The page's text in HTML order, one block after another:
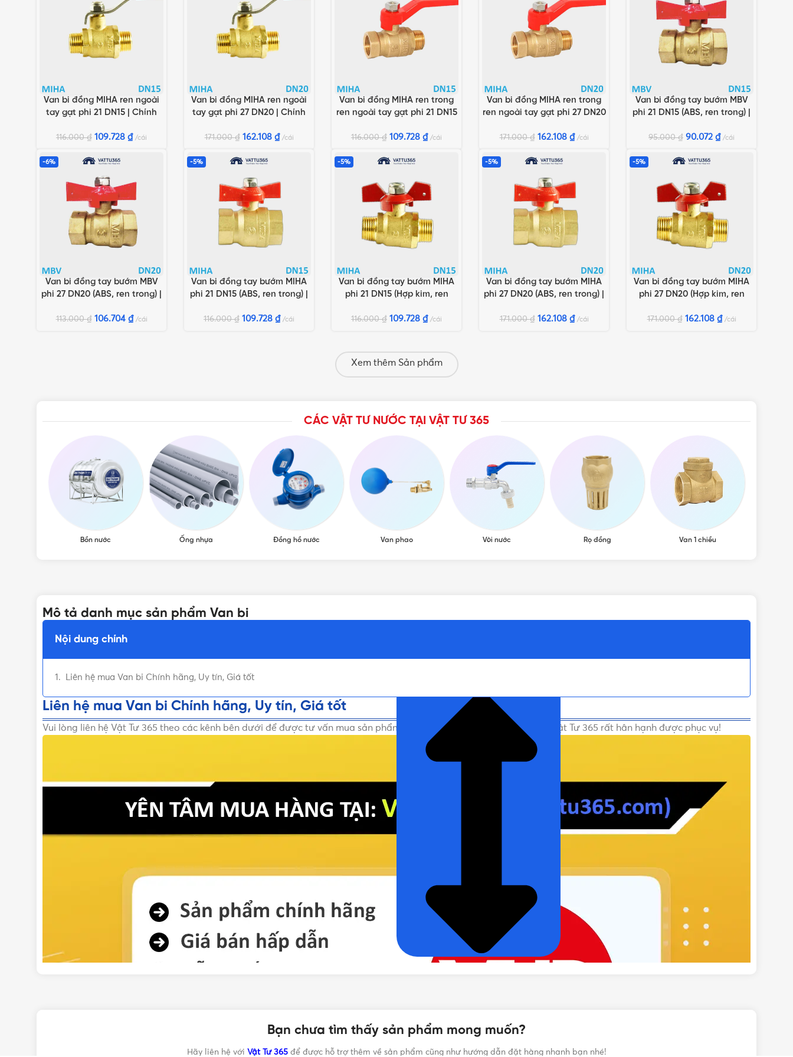
THÊM VÀO GIỎ HÀNG
Van bi đồng MIHA ren ngoài
tay gạt phi 21 DN15 | Chính
116.000₫ 109.728 ₫ cái
THÊM VÀO GIỎ HÀNG
Van bi đồng MIHA ren ngoài
tay gạt phi 27 DN20 | Chính
171.000₫ 162.108 ₫ cái
THÊM VÀO GIỎ HÀNG
Van bi đồng MIHA ren trong
ren ngoài tay gạt phi 21 DN15
116.000₫ 109.728 ₫ cái
THÊM VÀO GIỎ HÀNG
Van bi đồng MIHA ren trong
ren ngoài tay gạt phi 27 DN20
171.000₫ 162.108 ₫ cái
THÊM VÀO GIỎ HÀNG
Van bi đồng tay bướm MBV
phi 21 DN15 (ABS, ren trong) |
95.000₫ 90.072 ₫ cái
-6%
THÊM VÀO GIỎ HÀNG
Van bi đồng tay bướm MBV
phi 27 DN20 (ABS, ren trong) |
113.000₫ 106.704 ₫ cái
-5%
THÊM VÀO GIỎ HÀNG
Van bi đồng tay bướm MIHA
phi 21 DN15 (ABS, ren trong) |
116.000₫ 109.728 ₫ cái
-5%
THÊM VÀO GIỎ HÀNG
Van bi đồng tay bướm MIHA
phi 21 DN15 (Hợp kim, ren
116.000₫ 109.728 ₫ cái
-5%
THÊM VÀO GIỎ HÀNG
Van bi đồng tay bướm MIHA
phi 27 DN20 (ABS, ren trong) |
171.000₫ 162.108 ₫ cái
-5%
THÊM VÀO GIỎ HÀNG
Van bi đồng tay bướm MIHA
phi 27 DN20 (Hợp kim, ren
171.000₫ 162.108 ₫ cái
Xem thêm Sản phẩm
CÁC VẬT TƯ NƯỚC TẠI VẬT TƯ 365
Bồn nước Ống nhựa Đồng hồ nước Van phao Vòi nước Rọ đồng Van 1 chiều
Mô tả danh mục sản phẩm Van bi
Nội dung chính
Liên hệ mua Van bi Chính hãng, Uy tín, Giá tốt
Liên hệ mua Van bi Chính hãng, Uy tín, Giá tốt
Vui lòng liên hệ Vật Tư 365 theo các kênh bên dưới để được tư vấn mua sản phẩm Van bi Chính hãng, Uy tín, Giá tốt. Vật Tư 365 rất hân hạnh được phục vụ!
Bạn chưa tìm thấy sản phẩm mong muốn?
Hãy liên hệ với Vật Tư 365 để được hỗ trợ thêm về sản phẩm cũng như hướng dẫn đặt hàng nhanh bạn nhé!